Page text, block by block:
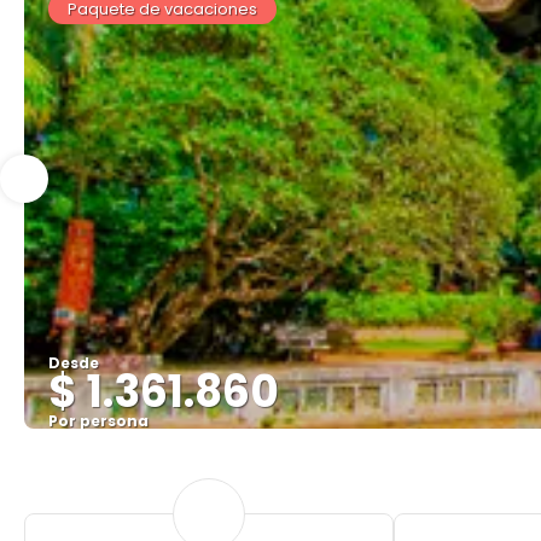
Paquete de vacaciones
Desde
$ 1.361.860
Por persona